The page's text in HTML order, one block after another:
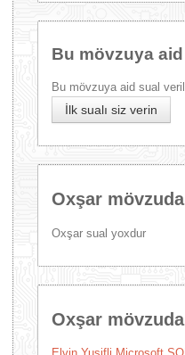
Bu mövzuya
Bu mövzuya aid sual
İlk sualı siz verin
Oxşar
Oxşar sual yoxdur
Oxşar